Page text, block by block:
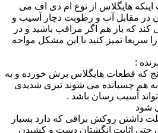
هایگلاس از نوع ام دی اف می
در مقابل آب و رطوبت دچار آسیب و
که باز هم اگر مراقب باشید و در
سریعا تمیز کنید با این مشکل مواجه
:
که قطعات هایگلاس برش خورده و به
هم چسبانده می شوند تیزی شدیدی
آسیب رسان باشد .
شود
داشتن روکش براقی که دارد بسیار
حتی اثابت انگشتان دست و کشیدن